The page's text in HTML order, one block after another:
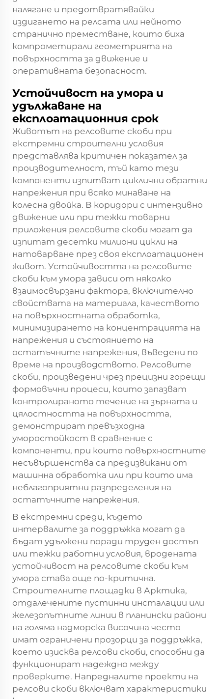
налягане и предотвратявайки
издигането на релсата или нейното
странично преместване, които биха
компрометирали геометрията на
повърхността за движение и
оперативната безопасност.
Устойчивост на умора и
удължаване на
експлоатационния срок
Животът на релсовите скоби при
екстремни строителни условия
представлява критичен показател за
производителност, тъй като тези
компоненти изпитват циклични обратни
напрежения при всяко минаване на
колесна двойка. В коридори с интензивно
движение или при тежки товарни
приложения релсовите скоби могат да
изпитат десетки милиони цикли на
натоварване през своя експлоатационен
живот. Устойчивостта на релсовите
скоби към умора зависи от няколко
взаимосвързани фактора, включително
свойствата на материала, качеството
на повърхностната обработка,
минимизирането на концентрацията на
напрежения и състоянието на
остатъчните напрежения, въведени по
време на производството. Релсовите
скоби, произведени чрез прецизни горещи
формовъчни процеси, които запазват
контролираното течение на зърната и
цялостността на повърхността,
демонстрират превъзходна
уморостойкост в сравнение с
компоненти, при които повърхностните
несъвършенства са предизвикани от
машинна обработка или при които има
неблагоприятни разпределения на
остатъчните напрежения.
В екстремни среди, където
интервалите за поддръжка могат да
бъдат удължени поради труден достъп
или тежки работни условия, вродената
устойчивост на релсовите скоби към
умора става още по-критична.
Строителните площадки в Арктика,
отдалечените пустинни инсталации или
железопътните линии в планински райони
на голяма надморска височина често
имат ограничени прозорци за поддръжка,
което изисква релсови скоби, способни да
функционират надеждно между
проверките. Напредналите проекти на
релсови скоби включват характеристики